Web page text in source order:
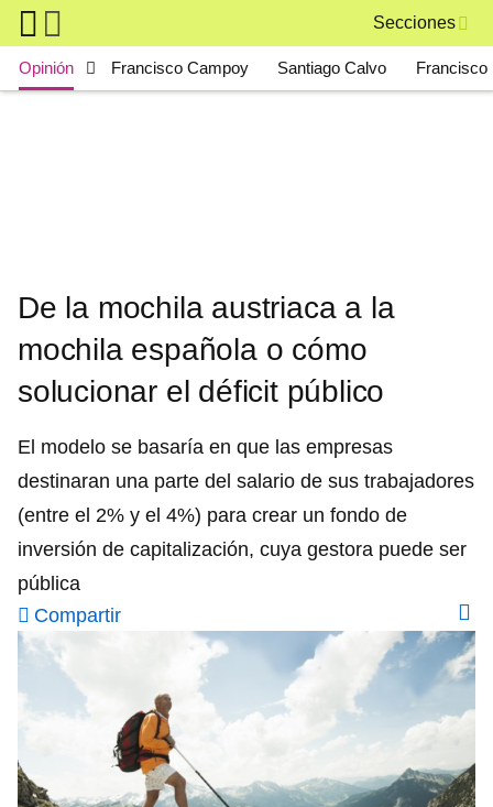
Skip to main content
Secciones
Main navigation
Opinión Francisco Campoy Santiago Calvo Francisco
De la mochila austriaca a la
mochila española o cómo
solucionar el déficit público
El modelo se basaría en que las empresas
destinaran una parte del salario de sus trabajadores
(entre el 2% y el 4%) para crear un fondo de
inversión de capitalización, cuya gestora puede ser
pública
Compartir